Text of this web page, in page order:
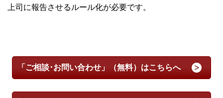
上司に報告させるルール化が必要です。
「ご相談･お問い合わせ」（無料）はこちらへ